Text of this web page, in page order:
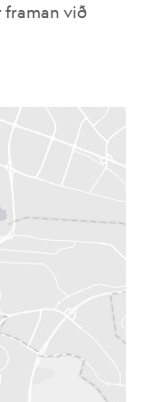
við